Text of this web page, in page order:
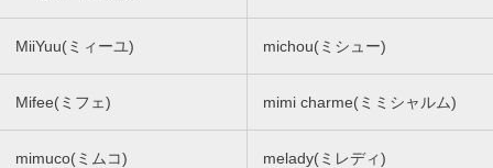
MiiYuu(ミィーユ) michou(ミシュー)
Mifee(ミフェ) mimi charme(ミミシャルム)
mimuco(ミムコ) melady(ミレディ)